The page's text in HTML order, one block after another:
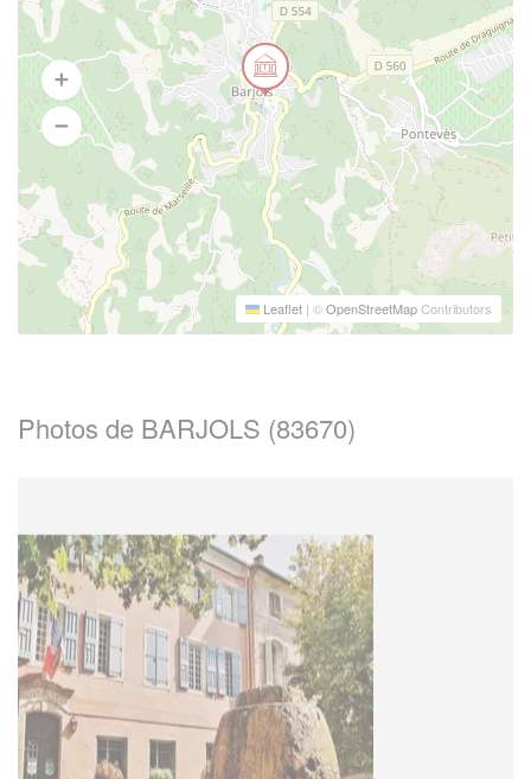
Leaflet | ©OpenStreetMapContributors
Photos de BARJOLS (83670)